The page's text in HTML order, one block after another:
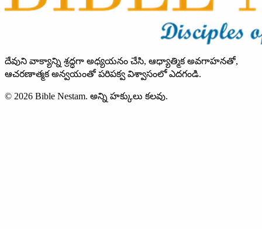
దేవుని వాక్యాన్ని శ్రద్ధగా అధ్యయనం చేసి, ఆధ్యాత్మిక అవగాహనతో,
ఆచరణాత్మక అన్వయంతో పరిపక్వ విశ్వాసంలో ఎదగండి.
© 2026 Bible Nestam. అన్ని హక్కులు కలవు.